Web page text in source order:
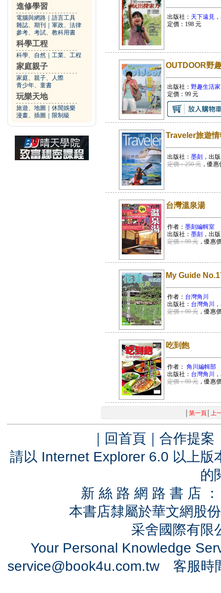
進修學習
電腦與網路
語言工具
雜誌、期刊
軍政、法律
參考、考試、教科用書
科學工程
科學、自然 工業、工程
家庭親子
家庭、親子、人際
青少年、童書
玩樂天地
旅遊、地圖
休閒娛樂
漫畫、插圖
限制級
出版社： 天下遠見
定價： 198元
OUTDOOR野
出版社： 野趣生活家
定價： 99元
Traveler旅遊
出版社： 墨刻 ，出
定價：250 元，優惠
台灣溫泉湯
作者： 墨刻編輯室
出版社： 墨刻 ，出
定價：99 元，優惠
My Guide
作者： 台灣角川
出版社： 台灣角川
定價：99 元，優惠
吃到飽
作者： 角川編輯部
出版社： 台灣角川
定價：99 元，優惠
第一頁│ 上
｜ 回首頁 ｜ 合作提案
請以 Internet Explorer 6.0 以上
的
新 絲 路 網 路 書 店
本書店隸屬於華文網股
采舍國際有
Your Personal Knowledge
service@book4u.com.tw客服時